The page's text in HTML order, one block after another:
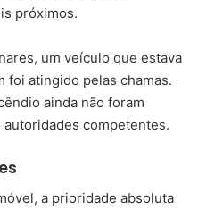
próximos.
um veículo que estava
foi atingido pelas chamas.
ainda não foram
competentes.
a prioridade absoluta